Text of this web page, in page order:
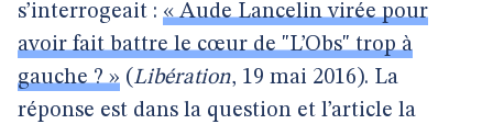
s’interrogeait : « Aude Lancelin virée pour
avoir fait battre le cœur de "L’Obs" trop à
gauche ? » (Libération, 19 mai 2016). La
réponse est dans la question et l’article la